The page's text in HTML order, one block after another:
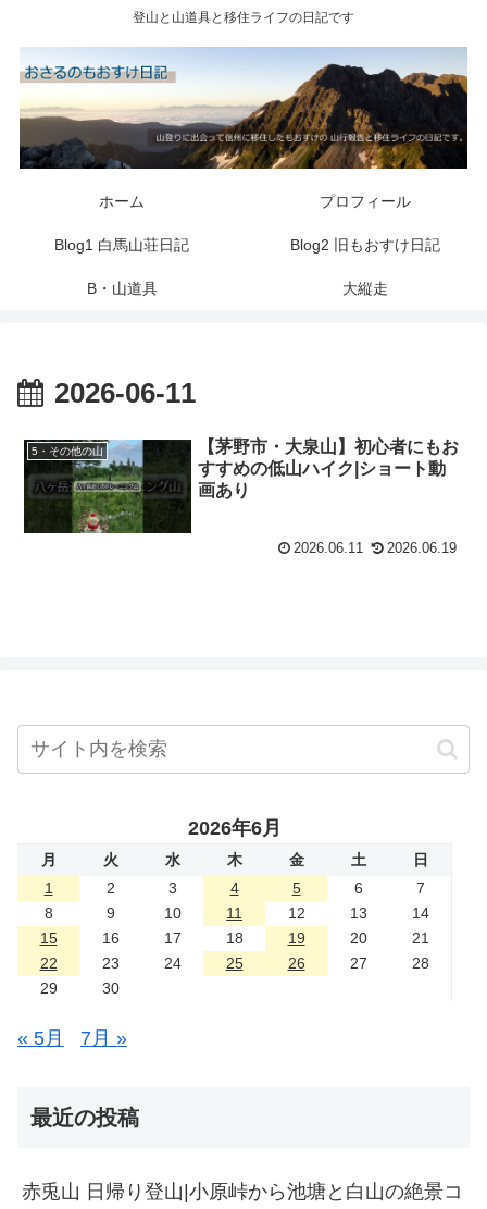
登山と山道具と移住ライフの日記です
ホーム プロフィール
Blog1 白馬山荘日記 Blog2 旧もおすけ日記
B・山道具 大縦走
2026-06-11
5・その他の山
【茅野市・大泉山】初心者にもお
すすめの低山ハイク|ショート動
画あり
2026.06.11 2026.06.19
2026年6月
月 火 水 木 金 土
日
1
2 3 4 5 6
7
8
9 10 11 12 13
14
15
16 17 18 19 20
21
22
23 24 25 26 27
28
29
30
« 5月 7月 »
最近の投稿
赤兎山 日帰り登山|小原峠から池塘と白山の絶景コ